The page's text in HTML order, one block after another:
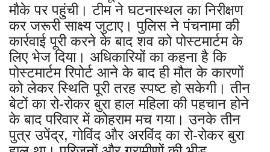
मौके पर पहुंची। टीम ने घटनास्थल का निरीक्षण
कर जरूरी साक्ष्य जुटाए। पुलिस ने पंचनामा की
कार्रवाई पूरी करने के बाद शव को पोस्टमार्टम के
लिए भेज दिया। अधिकारियों का कहना है कि
पोस्टमार्टम रिपोर्ट आने के बाद ही मौत के कारणों
को लेकर स्थिति पूरी तरह स्पष्ट हो सकेगी। तीन
बेटों का रो-रोकर बुरा हाल महिला की पहचान होने
के बाद परिवार में कोहराम मच गया। उनके तीन
पुत्र उपेंद्र, गोविंद और अरविंद का रो-रोकर बुरा